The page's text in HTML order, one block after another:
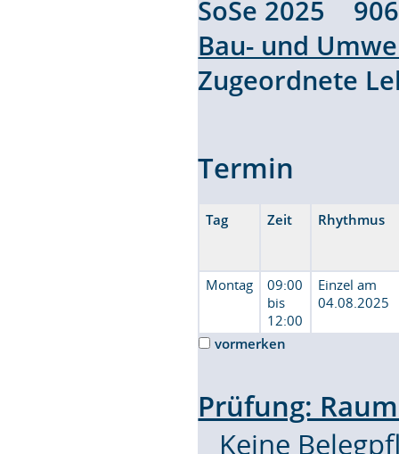
SoSe 2025
Bau- und
Zugeordnete
Termin
Tag Zeit Rhythmus
Montag
09:00
bis
12:00
Einzel am
04.08.2025
vormerken
Prüfung:
Keine